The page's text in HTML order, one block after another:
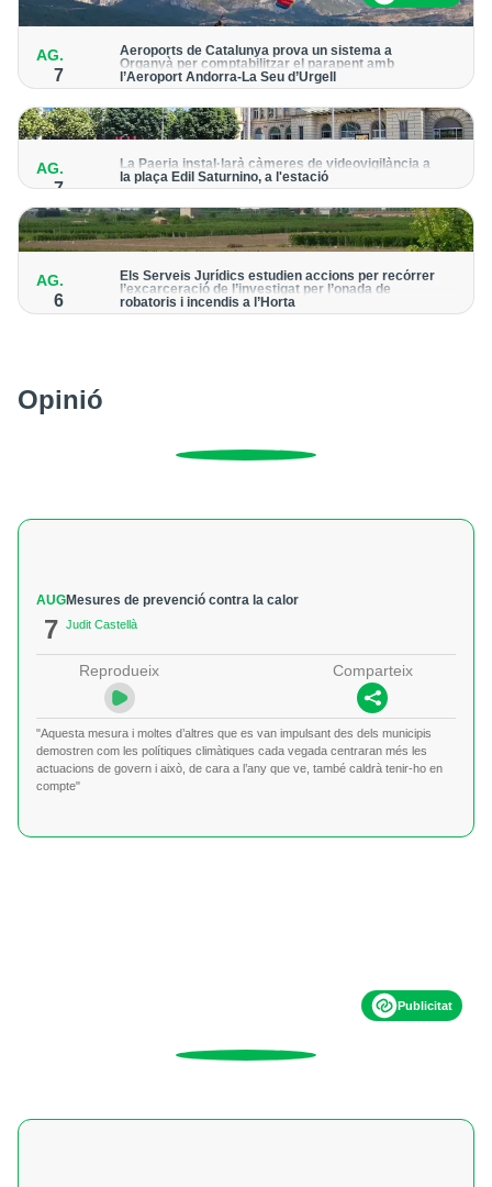
AG.
7
Aeroports de Catalunya prova un sistema a
Organyà per comptabilitzar el parapent amb
l’Aeroport Andorra-La Seu d’Urgell
mòbil per donar pas als avions amb vols instrumentals
AG.
7
La Paeria instal·larà càmeres de videovigilància a
la plaça Edil Saturnino, a l'estació
AG.
6
Els Serveis Jurídics estudien accions per recórrer
l’excarceració de l’investigat per l’onada de
robatoris i incendis a l’Horta
Opinió
AUG
7
Mesures de prevenció contra la calor
Judit Castellà
Reprodueix Comparteix
"Aquesta mesura i moltes d’altres que es van impulsant des dels municipis
demostren com les polítiques climàtiques cada vegada centraran més les
actuacions de govern i això, de cara a l’any que ve, també caldrà tenir-ho en
compte"
Publicitat